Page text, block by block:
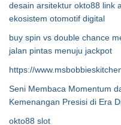
desain arsitektur okto88 link
ekosistem otomotif digital
buy spin vs double chance
jalan pintas menuju jackpot
https://
Seni Membaca Momentum
Kemenangan Presisi di Era
okto88 slot